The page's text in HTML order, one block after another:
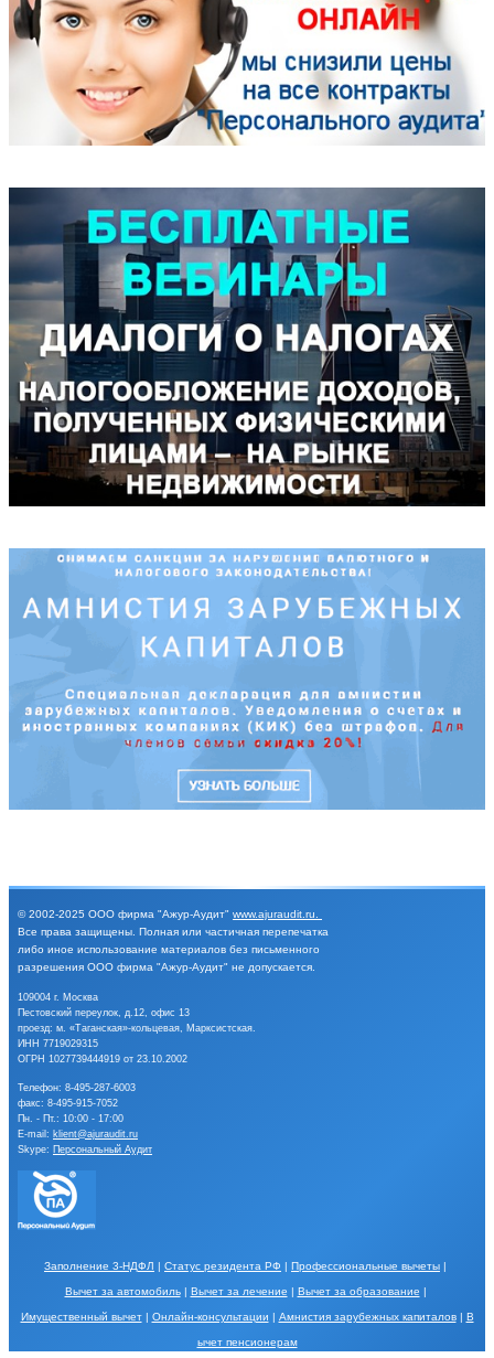
© 2002-2025 ООО фирма "Ажур-Аудит" www.ajuraudit.ru
Все права защищены. Полная или частичная перепечатка
либо иное использование материалов без письменного
разрешения ООО фирма "Ажур-Аудит" не допускается.
109004 г. Москва
Пестовский переулок, д.12, офис 13
проезд: м. «Таганская»-кольцевая, Марксистская.
ИНН 7719029315
ОГРН 1027739444919 от 23.10.2002
Телефон: 8-495-287-6003
факс: 8-495-915-7052
Пн. - Пт.: 10:00 - 17:00
E-mail: klient@ajuraudit.ru
Skype: Персональный Аудит
Заполнение 3-НДФЛ | Статус резидента РФ | Профессиональные вычеты |
Вычет за автомобиль| Вычет за лечение | Вычет за образование |
Имущественный вычет| Онлайн-консультации | Амнистия зарубежных капиталов| В
ычет пенсионерам